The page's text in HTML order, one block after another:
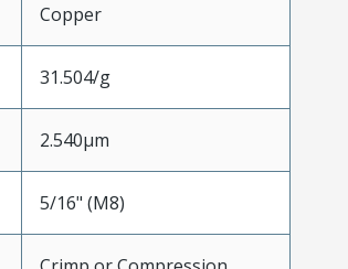
Copper
31.504/g
2.540µm
5/16" (M8)